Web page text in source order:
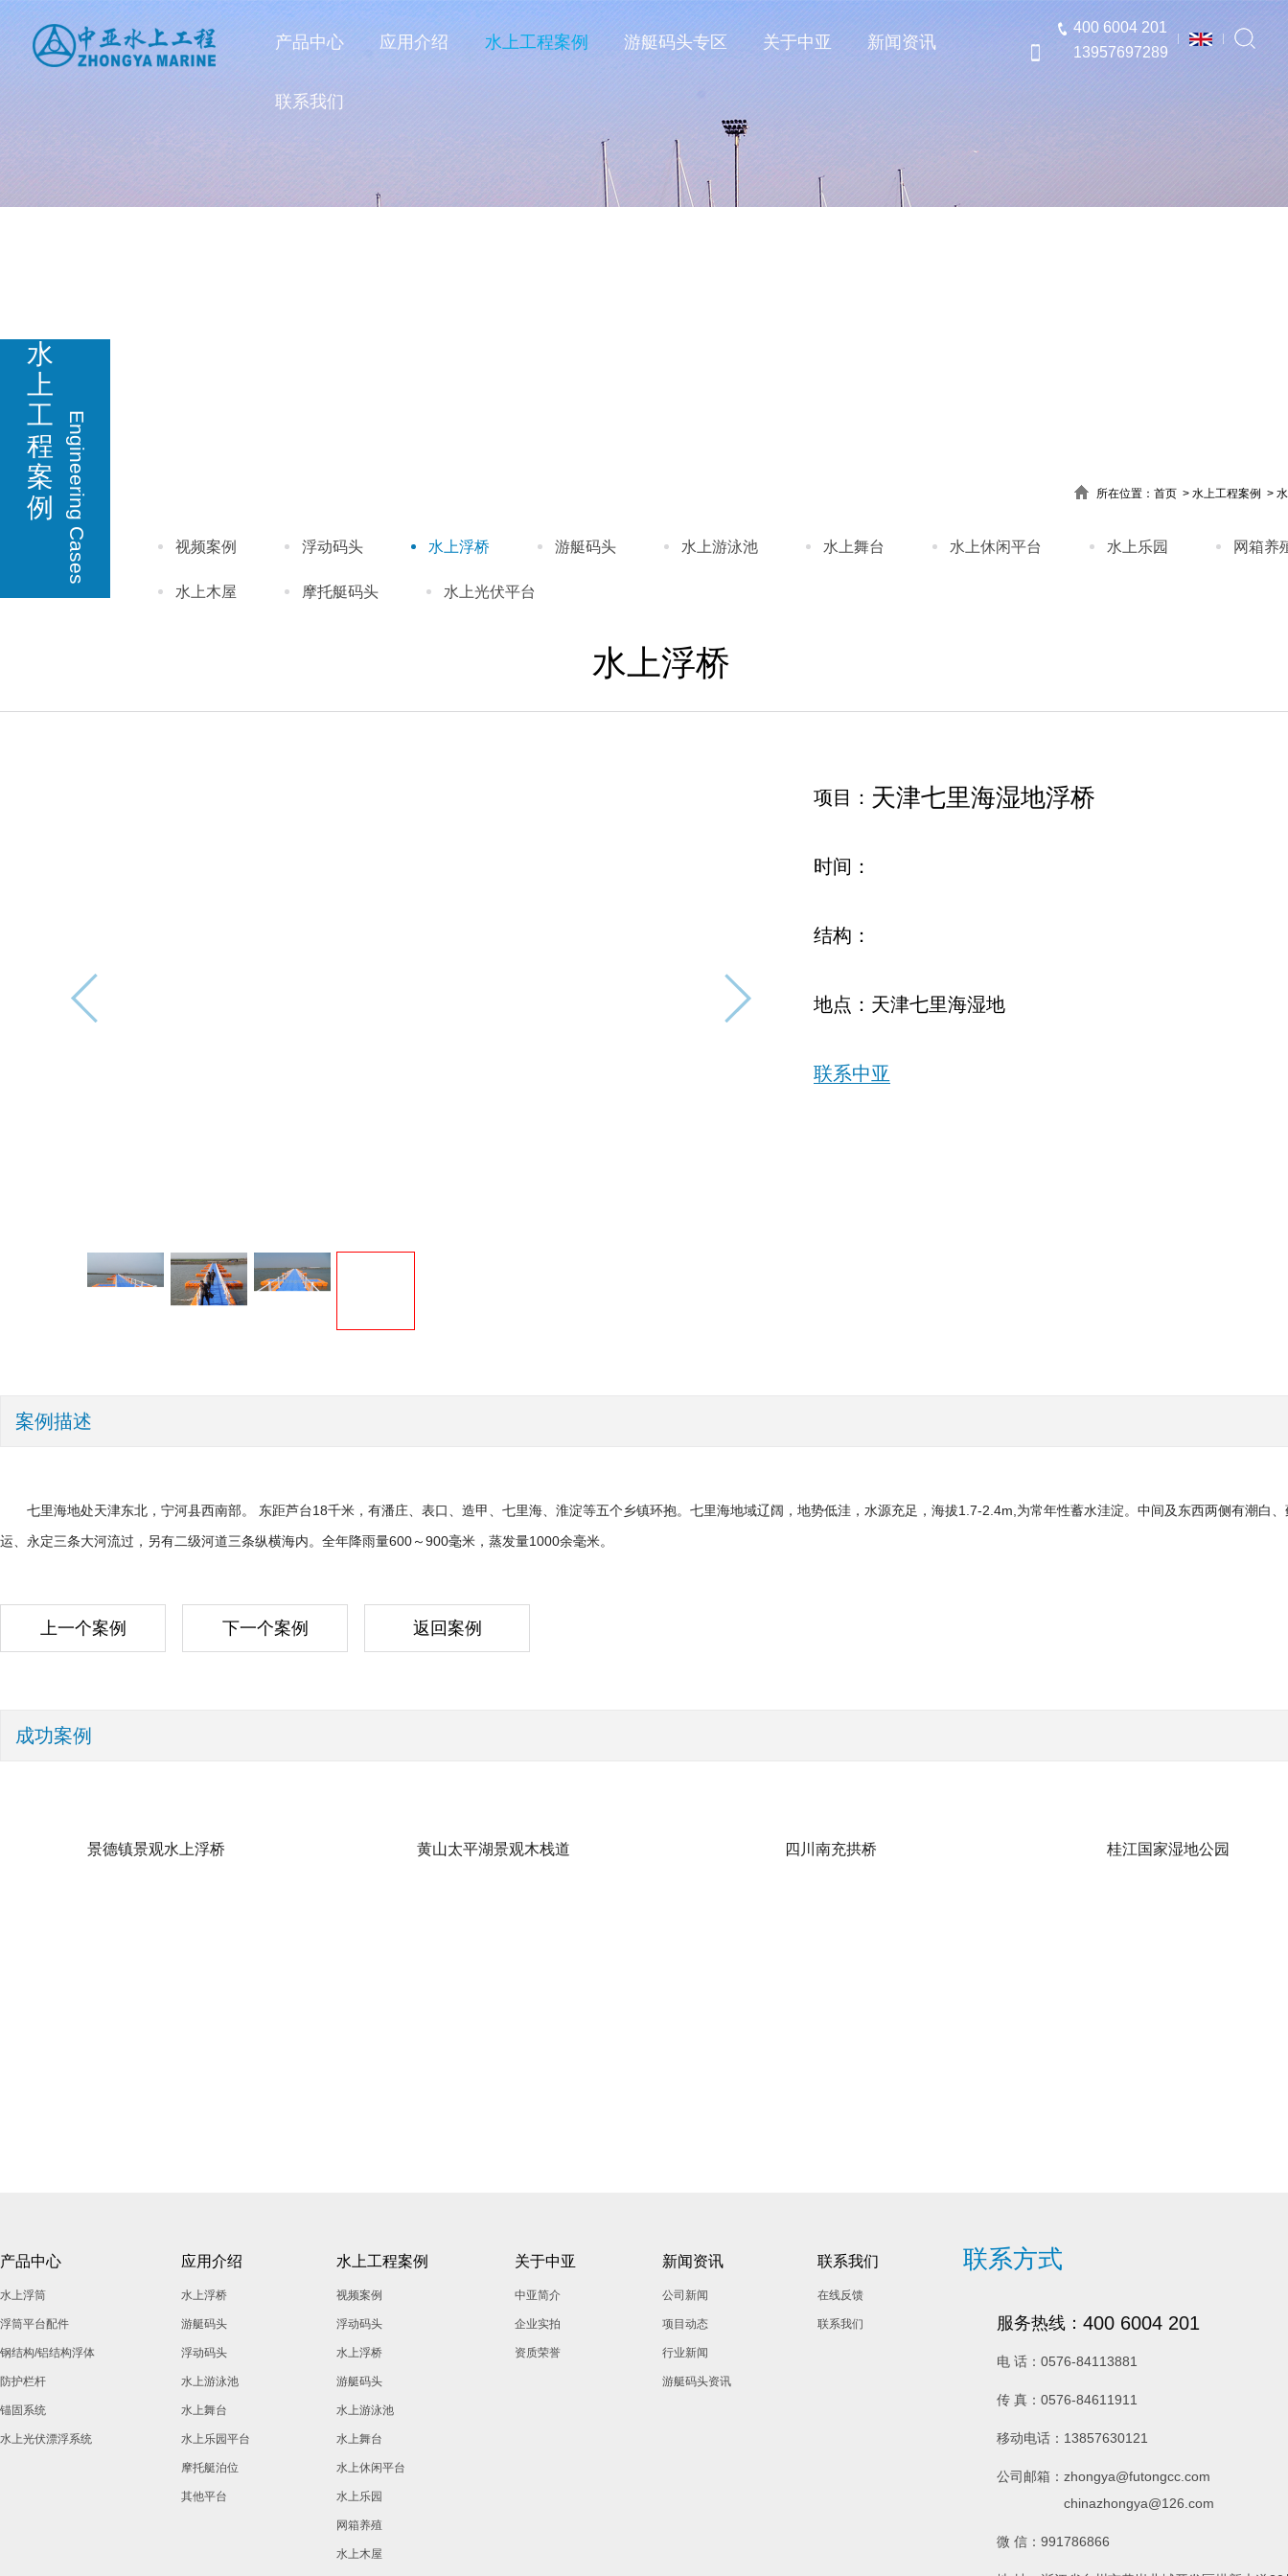
产品中心 应用介绍 水上工程案例 游艇码头专区 关于中亚 新闻资讯
联系我们
13957697289
400 6004 201
水
上
工
程
案
例
Engineering Cases 所在位置： 首页 > 水上工程案例 >
视频案例 浮动码头 水上浮桥 游艇码头 水上游泳池 水上舞台 水上休闲平台 水上乐园 网箱养
水上木屋 摩托艇码头 水上光伏平台
水上浮桥
项目： 天津七里海湿地浮桥
时间：
结构：
地点：天津七里海湿地
联系中亚
案例描述
七里海地处天津东北，宁河县西南部。 东距芦台18千米，有潘庄、表口、造甲、七里海、淮淀等五个乡镇环抱。七里海地域辽阔，地势低洼，水源充足，海拔1.7-2.4m,为常年性蓄水洼淀。中间及东西两侧有潮白、
运、永定三条大河流过，另有二级河道三条纵横海内。全年降雨量600～900毫米，蒸发量1000余毫米。
上一个案例 下一个案例 返回案例
成功案例
景德镇景观水上浮桥 黄山太平湖景观木栈道 四川南充拱桥 桂江国家湿地公园
产品中心
水上浮筒
浮筒平台配件
钢结构/铝结构浮体
防护栏杆
锚固系统
水上光伏漂浮系统
应用介绍
水上浮桥
游艇码头
浮动码头
水上游泳池
水上舞台
水上乐园平台
摩托艇泊位
其他平台
水上工程案例
视频案例
浮动码头
水上浮桥
游艇码头
水上游泳池
水上舞台
水上休闲平台
水上乐园
网箱养殖
水上木屋
关于中亚
中亚简介
企业实拍
资质荣誉
新闻资讯
公司新闻
项目动态
行业新闻
游艇码头资讯
联系我们
在线反馈
联系我们
联系方式
服务热线： 400 6004 201
电 话：0576-84113881
传 真：0576-84611911
移动电话：13857630121
公司邮箱：zhongya@futongcc.com
chinazhongya@126.com
微 信：991786866